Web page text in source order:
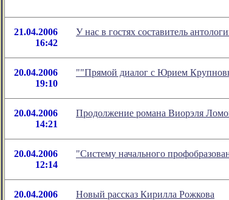
21.04.2006
16:42
У нас в гостях составитель
20.04.2006
19:10
""Прямой диалог с Юрием
20.04.2006
14:21
Продолжение романа Виорэля
20.04.2006
12:14
"Систему начального
20.04.2006
Новый рассказ Кирилла Рожкова